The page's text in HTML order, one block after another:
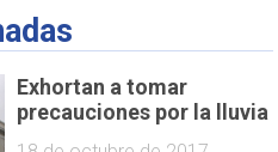
Exhortan a tomar
precauciones por la lluvia